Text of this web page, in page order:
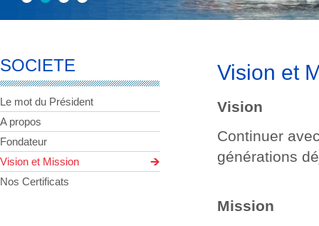
SOCIETE
Le mot du Président
A propos
Fondateur
Vision et Mission
Nos Certificats
Vision et
Vision
Continuer
générations
Mission